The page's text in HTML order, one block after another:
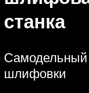
станка
Самодельный
шлифовки